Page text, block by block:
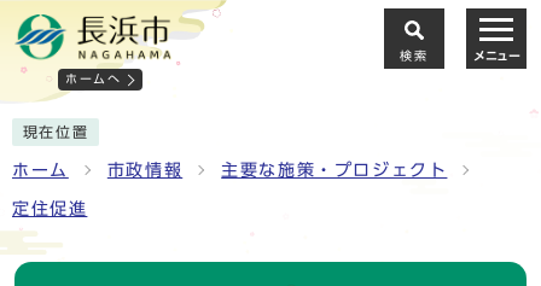
ホームへ
検索 メニュー
現在位置
ホーム 市政情報 主要な施策・プロジェクト
定住促進